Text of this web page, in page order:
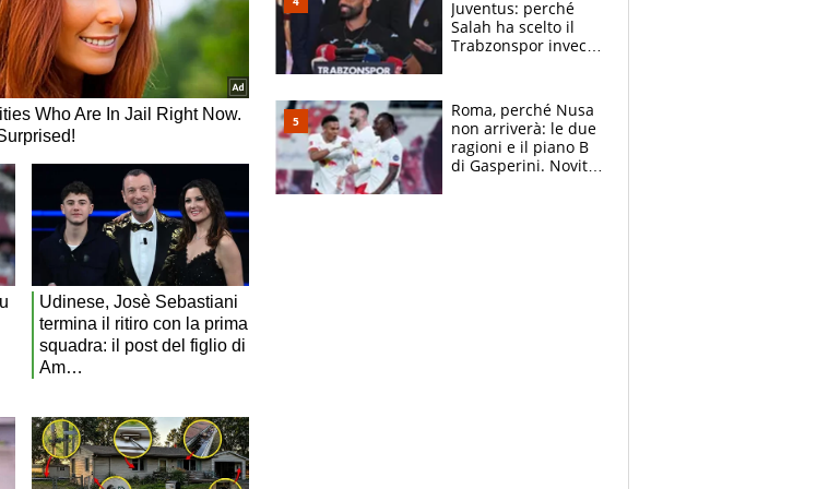
Juventus: perché
Salah ha scelto il
Trabzonspor invece
Roma, perché Nusa
non arriverà: le due
ragioni e il piano B
di Gasperini. Novità